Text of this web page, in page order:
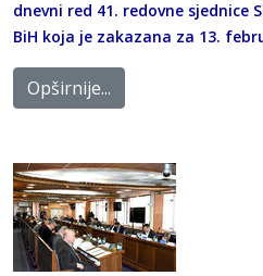
dnevni red 41. redovne sjednice
BiH koja je zakazana za 13.
Opširnije...